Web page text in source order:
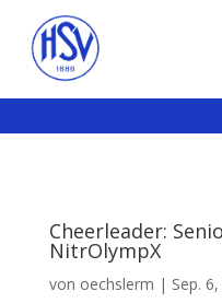
Cheerleader:
NitrOlympX
von oechslerm | Sep.